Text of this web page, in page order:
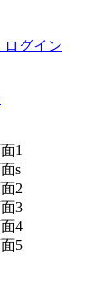
ログイン